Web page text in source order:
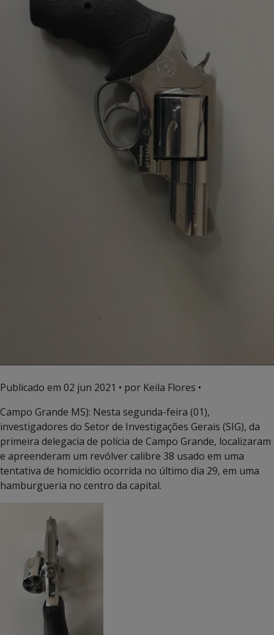
Publicado em 02 jun 2021 • por Keila Flores •
Campo Grande MS): Nesta segunda-feira (01),
investigadores do Setor de Investigações Gerais (SIG), da
primeira delegacia de polícia de Campo Grande, localizaram
e apreenderam um revólver calibre 38 usado em uma
tentativa de homicídio ocorrida no último dia 29, em uma
hamburgueria no centro da capital.